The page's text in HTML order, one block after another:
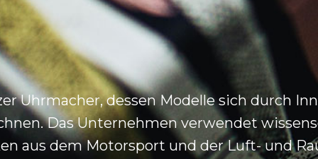
Uhrmacher, dessen Modelle sich durch
Das Unternehmen verwendet
aus dem Motorsport und der Luft- und